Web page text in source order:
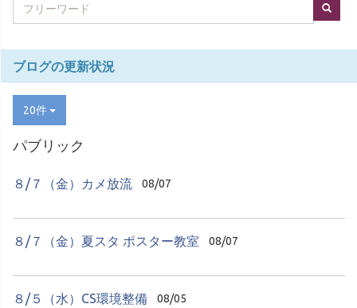
ブログの更新状況
20件
パブリック
８/７（金）カメ放流 08/07
８/７（金）夏スタ ポスター教室 08/07
８/５（水）CS環境整備 08/05